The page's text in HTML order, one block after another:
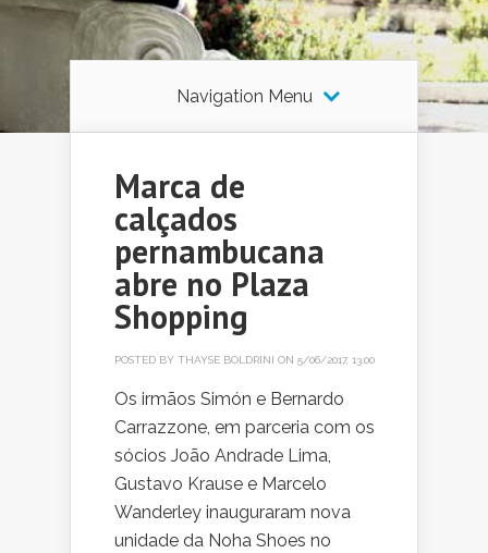
Navigation Menu
Marca de
calçados
pernambucana
abre no Plaza
Shopping
POSTED BY THAYSE BOLDRINI ON 5/06/2017, 13:00
Os irmãos Simón e Bernardo
Carrazzone, em parceria com os
sócios João Andrade Lima,
Gustavo Krause e Marcelo
Wanderley inauguraram nova
unidade da Noha Shoes no